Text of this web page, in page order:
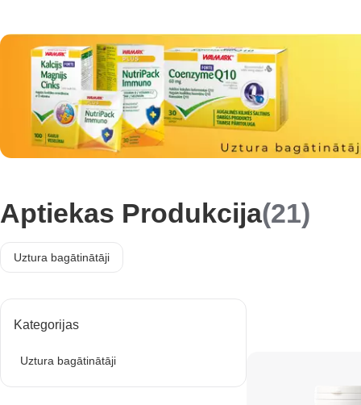
Aptiekas Produkcija(21)
Uztura bagātinātāji
Kategorijas
Uztura bagātinātāji